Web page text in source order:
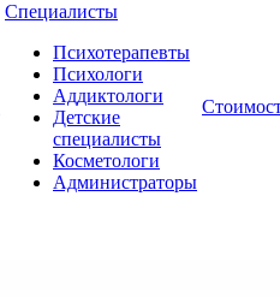
Специалисты
Психотерапевты
Психологи
Аддиктологи
Детские
специалисты
Косметологи
Администраторы